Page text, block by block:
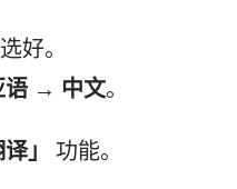
好。
语 → 中文。
」 功能。